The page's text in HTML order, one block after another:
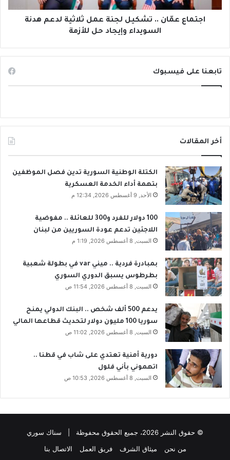
س
ل
و
ه
م
.
و
ا
أ
خ
و
ا
ن
ل
ص
ي
ن
ه
ي
ن
ج
ت
ا
ك
ي
ج
ن
ة
م
ل
ث
ل
ا
ث
ي
ة
ل
د
ع
م
ه
ن
ة
ا
ل
س
د
ا
اجتماع عمّان .. تشكيل لجنة عمل ثلاثية لدعم هدنة
السويداء وإيجاد حل للأزمة
تابعنا على فيسبوك
أخر المقالات
الكتلة الوطنية السورية تدين فصل الموظفين
بتهمة أداء الخدمة العسكرية
الأحد, 9 أغسطس 2026, 12:34 م
100 دولار للفرد و300 للعائلة .. مفوضية
اللاجئين تدعم عودة السوريين من لبنان
السبت, 8 أغسطس 2026, 1:19 م
بمبادرة فردية .. ميني var في بطولة شعبية
بطرطوس يسبق الدوري السوري
السبت, 8 أغسطس 2026, 11:54 ص
يدعم 500 ألف شخص .. البنك الدولي يمنح
سوريا 100 مليون دولار لتحديث قطاعها المالي
السبت, 8 أغسطس 2026, 11:02 ص
دورية أمنية تعتدي على شاب في قطنا ..
اتهموني بأني فلول
السبت, 8 أغسطس 2026, 10:53 ص
© حقوق النشر 2026، جميع الحقوق محفوظة | سناك سوري
من نحن
ميثاق الشرف فريق العمل الاتصال بنا